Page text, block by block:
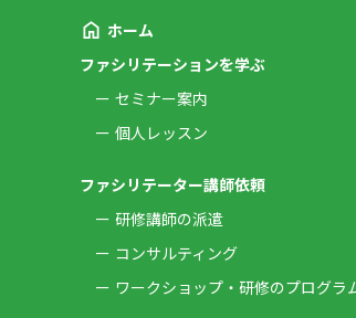
ホーム
ファシリテーションを学ぶ
セミナー案内
個人レッスン
ファシリテーター講師依頼
研修講師の派遣
コンサルティング
ワークショップ・研修のプログラ